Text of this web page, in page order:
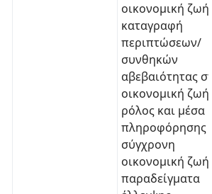
οικονομική ζωή,
καταγραφή
περιπτώσεων/
συνθηκών
αβεβαιότητας
οικονομική ζωή,
ρόλος και μέσα
πληροφόρησης
σύγχρονη
οικονομική ζωή,
παραδείγματα